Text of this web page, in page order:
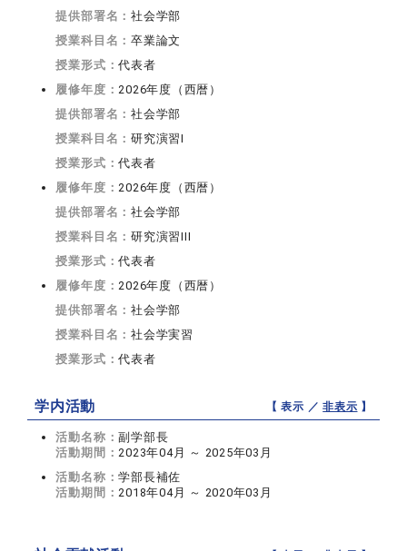
提供部署名：社会学部
授業科目名：卒業論文
授業形式：代表者
履修年度：2026年度（西暦）
提供部署名：社会学部
授業科目名：研究演習I
授業形式：代表者
履修年度：2026年度（西暦）
提供部署名：社会学部
授業科目名：研究演習III
授業形式：代表者
履修年度：2026年度（西暦）
提供部署名：社会学部
授業科目名：社会学実習
授業形式：代表者
学内活動 【 表示 ／非表示 】
活動名称：副学部長
活動期間：2023年04月 ～ 2025年03月
活動名称：学部長補佐
活動期間：2018年04月 ～ 2020年03月